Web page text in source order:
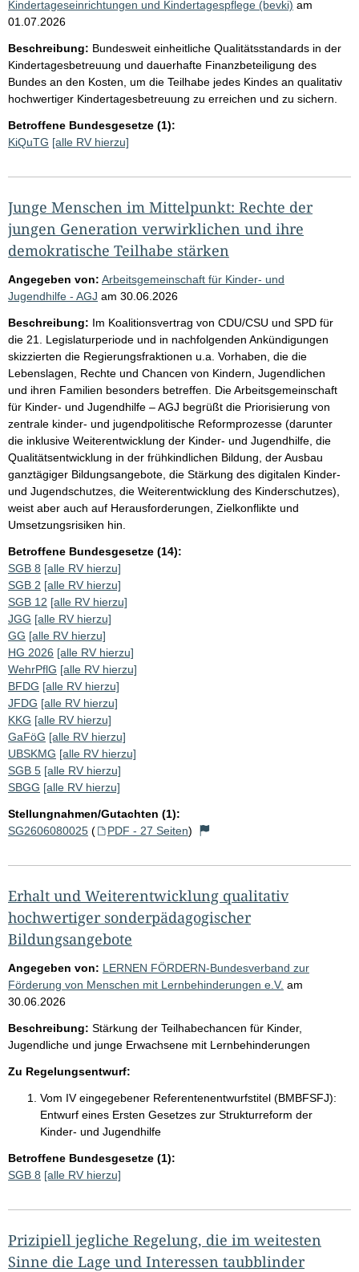
Kindertageseinrichtungen und Kindertagespflege (bevki) am
01.07.2026
Beschreibung: Bundesweit einheitliche Qualitätsstandards in der
Kindertagesbetreuung und dauerhafte Finanzbeteiligung des
Bundes an den Kosten, um die Teilhabe jedes Kindes an qualitativ
hochwertiger Kindertagesbetreuung zu erreichen und zu sichern.
Betroffene Bundesgesetze (1):
KiQuTG [alle RV hierzu]
Junge Menschen im Mittelpunkt: Rechte der
jungen Generation verwirklichen und ihre
demokratische Teilhabe stärken
Angegeben von: Arbeitsgemeinschaft für Kinder- und
Jugendhilfe - AGJ am 30.06.2026
Beschreibung: Im Koalitionsvertrag von CDU/CSU und SPD für
die 21. Legislaturperiode und in nachfolgenden Ankündigungen
skizzierten die Regierungsfraktionen u.a. Vorhaben, die die
Lebenslagen, Rechte und Chancen von Kindern, Jugendlichen
und ihren Familien besonders betreffen. Die Arbeitsgemeinschaft
für Kinder- und Jugendhilfe – AGJ begrüßt die Priorisierung von
zentrale kinder- und jugendpolitische Reformprozesse (darunter
die inklusive Weiterentwicklung der Kinder- und Jugendhilfe, die
Qualitätsentwicklung in der frühkindlichen Bildung, der Ausbau
ganztägiger Bildungsangebote, die Stärkung des digitalen Kinder-
und Jugendschutzes, die Weiterentwicklung des Kinderschutzes),
weist aber auch auf Herausforderungen, Zielkonflikte und
Umsetzungsrisiken hin.
Betroffene Bundesgesetze (14):
SGB 8 [alle RV hierzu]
SGB 2 [alle RV hierzu]
SGB 12 [alle RV hierzu]
JGG [alle RV hierzu]
GG [alle RV hierzu]
HG 2026 [alle RV hierzu]
WehrPflG [alle RV hierzu]
BFDG [alle RV hierzu]
JFDG [alle RV hierzu]
KKG [alle RV hierzu]
GaFöG [alle RV hierzu]
UBSKMG [alle RV hierzu]
SGB 5 [alle RV hierzu]
SBGG [alle RV hierzu]
Stellungnahmen/Gutachten (1):
SG2606080025 ( PDF - 27 Seiten)
Erhalt und Weiterentwicklung qualitativ
hochwertiger sonderpädagogischer
Bildungsangebote
Angegeben von: LERNEN FÖRDERN-Bundesverband zur
Förderung von Menschen mit Lernbehinderungen e.V. am
30.06.2026
Beschreibung: Stärkung der Teilhabechancen für Kinder,
Jugendliche und junge Erwachsene mit Lernbehinderungen
Zu Regelungsentwurf:
Vom IV eingegebener Referentenentwurfstitel (BMBFSFJ):
Entwurf eines Ersten Gesetzes zur Strukturreform der
Kinder- und Jugendhilfe
Betroffene Bundesgesetze (1):
SGB 8 [alle RV hierzu]
Prizipiell jegliche Regelung, die im weitesten
Sinne die Lage und Interessen taubblinder